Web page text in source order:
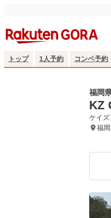
トップ 1人予約 コンペ予約
福岡
KZ
ケイ
福